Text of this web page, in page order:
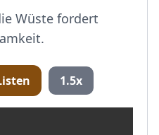
Wüste fordert
1.5x